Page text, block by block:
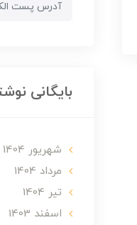
بایگانی
شهریور 1404
مرداد 1404
تير 1404
اسفند 1403